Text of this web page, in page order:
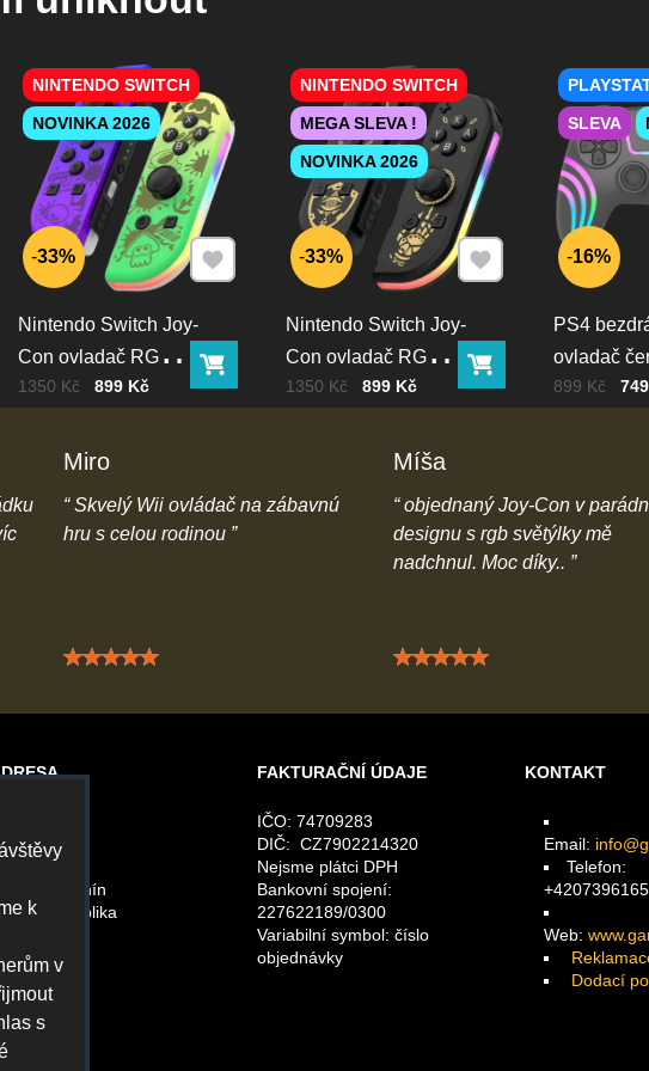
Nintendo Switch Joy-
Con ovladač RGB
squid color
Cena bez DPH899 Kč
Před slevou:
1350 Kč Do košíku
NINTENDO SWITCH
NOVINKA 2026
33% Přidat k Oblíbeným
Nintendo Switch Joy-
Con ovladač RGB
černo-zlatý
Cena bez DPH899 Kč
Před slevou:
1350 Kč Do košíku
NINTENDO SWITCH
MEGA SLEVA !
NOVINKA 2026
33% Přidat k Oblíbeným
PS4
ovladač
Cena bez
Před slevou:
899 Kč
SLEVA
16%
Miro
Skvelý Wii ovládač na zábavnú
hru s celou rodinou
Hodnocení: 5 / 5
Míša
objednaný Joy-Con v
designu s rgb světýlky mě
nadchnul. Moc díky..
Hodnocení: 5 / 5
Chvál
Rybářská 13
69501 Hodonín
Republika
FAKTURAČNÍ ÚDAJE
IČO: 74709283
DIČ: CZ7902214320
Nejsme plátci DPH
Bankovní spojení:
227622189/0300
Variabilní symbol: číslo
objednávky
KONTAKT
Email:
Telefon:
Web:
Dodací
k
v
s